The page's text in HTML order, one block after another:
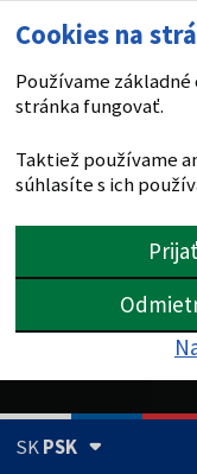
Cookies na
Používame
stránka fungovať.
Taktiež používame
súhlasíte s ich
SKPSK